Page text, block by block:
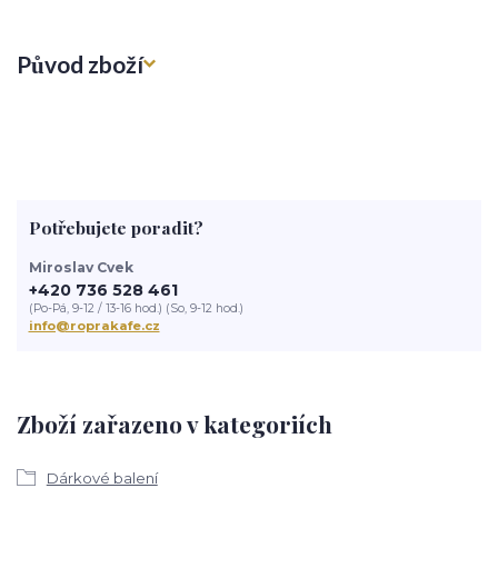
Původ zboží
Zboží zařazeno v kategoriích
Dárkové balení
Potřebujete poradit?
Miroslav Cvek
+420 736 528 461
(Po-Pá, 9-12 / 13-16 hod.) (So, 9-12 hod.)
info@roprakafe.cz